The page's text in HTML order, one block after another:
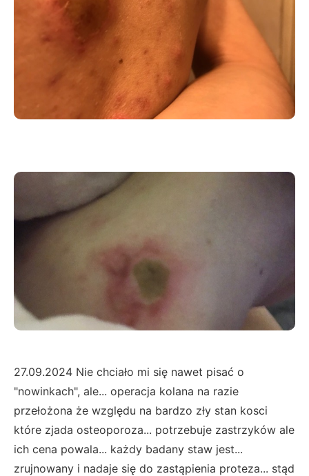
27.09.2024 Nie chciało mi się nawet pisać o
"nowinkach", ale... operacja kolana na razie
przełożona że względu na bardzo zły stan kosci
które zjada osteoporoza... potrzebuje zastrzyków ale
ich cena powala... każdy badany staw jest...
zrujnowany i nadaje się do zastąpienia proteza... stąd